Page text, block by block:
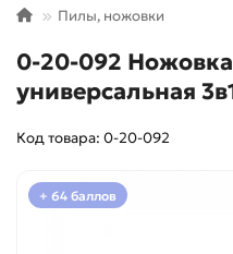
Пилы, ножовки
0-20-092 Ножовка
универсальная
Код товара: 0-20-092
+ 64 баллов